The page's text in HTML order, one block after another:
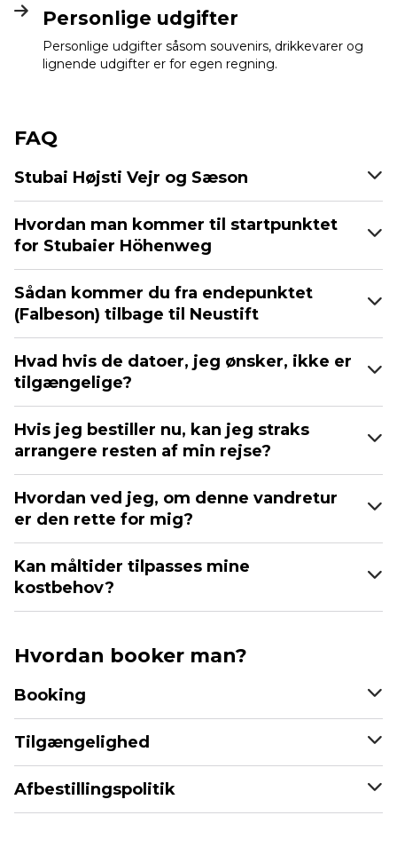
Personlige udgifter
Personlige udgifter såsom souvenirs, drikkevarer og
lignende udgifter er for egen regning.
FAQ
Stubai Højsti Vejr og Sæson
Hvordan man kommer til startpunktet
for Stubaier Höhenweg
Sådan kommer du fra endepunktet
(Falbeson) tilbage til Neustift
Hvad hvis de datoer, jeg ønsker, ikke er
tilgængelige?
Hvis jeg bestiller nu, kan jeg straks
arrangere resten af min rejse?
Hvordan ved jeg, om denne vandretur
er den rette for mig?
Kan måltider tilpasses mine
kostbehov?
Hvordan booker man?
Booking
Tilgængelighed
Afbestillingspolitik